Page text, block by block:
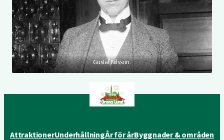
Gustaf Nilsson.
AttraktionerUnderhållningÅr för årByggnader & områden